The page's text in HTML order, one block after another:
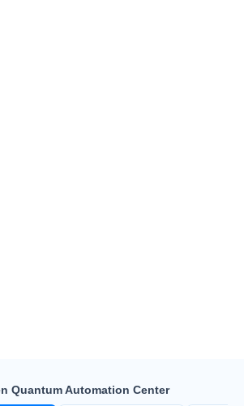
Quantum Automation Center